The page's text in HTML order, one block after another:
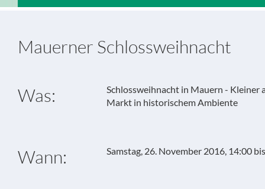
Mauerner Schlossweihnacht
Was:
Schlossweihnacht in Mauern - Kleiner
Markt in historischem Ambiente
Wann: Samstag, 26. November 2016, 14:00